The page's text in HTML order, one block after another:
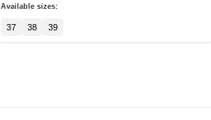
Available sizes:
37 38 39